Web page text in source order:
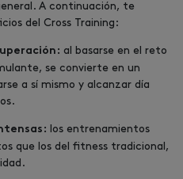
A continuación, te
del Cross Training:
al basarse en el reto
se convierte en un
a sí mismo y alcanzar día
los entrenamientos
que los del fitness tradicional,